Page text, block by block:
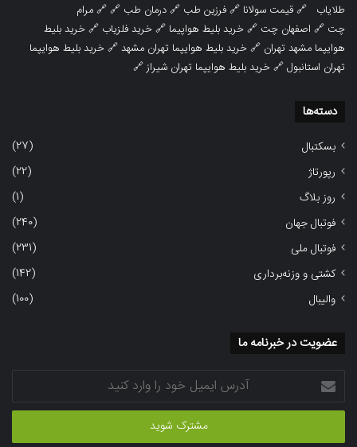
طلایاب 🔗قیمت سولانا 🔗فرزین طب 🔗درمان طب 🔗 🔗مرام
چت 🔗 اصفهان چت 🔗خرید بلیط هواپیما 🔗خرید فلزیاب 🔗خرید بلیط
هوایپما مشهد تهران 🔗خرید بلیط هوایپما تهران مشهد🔗خرید بلیط هوایپما
تهران استانبول🔗خرید بلیط هوایپما تهران شیراز🔗
دسته‌ها
بسکتبال
(27)
رپورتاژ
(22)
روز بلاگ
(1)
فوتبال جهان
(240)
فوتبال ملی
(231)
کشتی و وزنه‌برداری
(142)
والیبال
(100)
عضویت در خبرنامه ما
آدرس
ایمیل
خود